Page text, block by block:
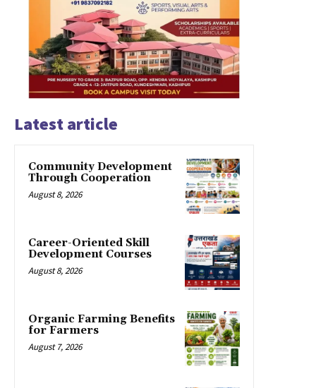
Latest article
Community Development
Through Cooperation
August 8, 2026
Career-Oriented Skill
Development Courses
August 8, 2026
Organic Farming Benefits
for Farmers
August 7, 2026